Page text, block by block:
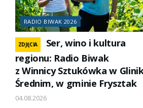
RADIO BIWAK 2026
ZDJĘCIA
Ser, wino i kultura
regionu: Radio Biwak
z Winnicy Sztukówka w
Średnim, w gminie Frysztak
04.08.2026